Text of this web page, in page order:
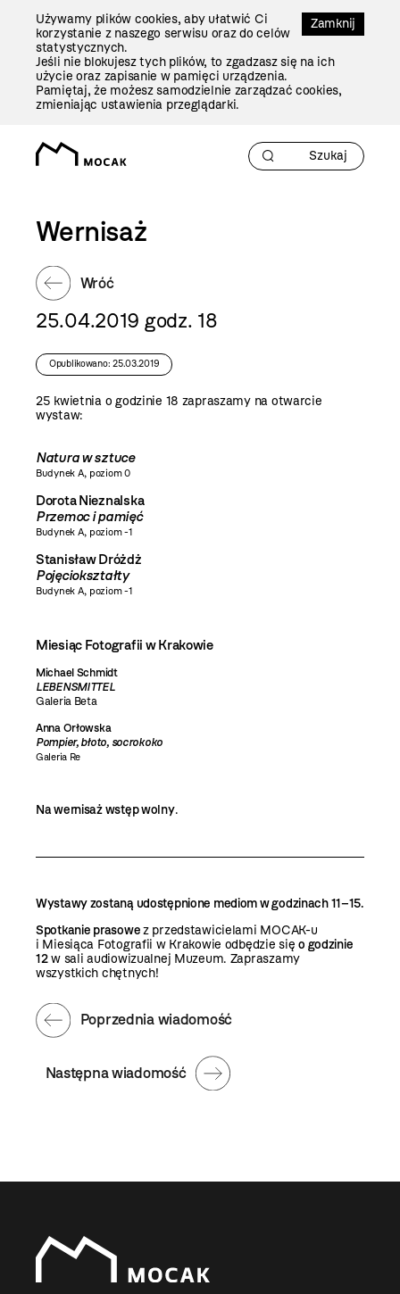
Zamknij
Używamy plików cookies, aby ułatwić Ci
korzystanie z naszego serwisu oraz do celów
statystycznych.
Jeśli nie blokujesz tych plików, to zgadzasz się na ich
użycie oraz zapisanie w pamięci urządzenia.
Pamiętaj, że możesz samodzielnie zarządzać cookies,
zmieniając ustawienia przeglądarki.
Wernisaż
Wróć
25.04.2019 godz. 18
Opublikowano: 25.03.2019
25 kwietnia o godzinie 18 zapraszamy na otwarcie
wystaw:
Natura w sztuce
Budynek A, poziom 0
Dorota Nieznalska
Przemoc i pamięć
Budynek A, poziom -1
Stanisław Dróżdż
Pojęciokształty
Budynek A, poziom -1
Miesiąc Fotografii w Krakowie
Michael Schmidt
LEBENSMITTEL
Galeria Beta
Anna Orłowska
Pompier, błoto, socrokoko
Galeria Re
Na wernisaż wstęp wolny.
Wystawy zostaną udostępnione mediom w godzinach 11–15.
Spotkanie prasowez przedstawicielami MOCAK-u
i Miesiąca Fotografii w Krakowie odbędzie sięo godzinie
12w sali audiowizualnej Muzeum. Zapraszamy
wszystkich chętnych!
Następna wiadomość
Poprzednia wiadomość